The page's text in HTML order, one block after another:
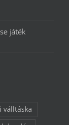
játék
válltáska